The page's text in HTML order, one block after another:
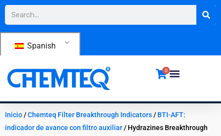
contenido
Buscar
Spanish
0
Inicio/Chemteq Filter Breakthrough Indicators/ BTI-AFT:
indicador de avance con filtro auxiliar/ Hydrazines Breakthrough